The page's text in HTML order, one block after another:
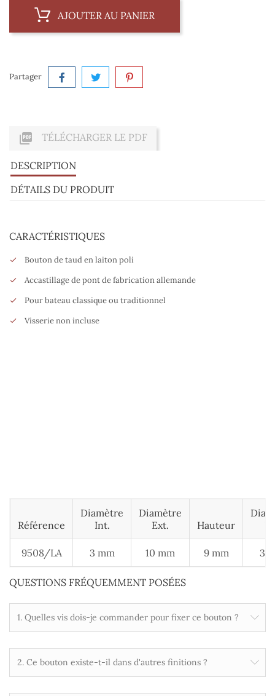
AJOUTER AU PANIER
Partager
 TÉLÉCHARGER LE PDF
DESCRIPTION
DÉTAILS DU PRODUIT
CARACTÉRISTIQUES
Bouton de taud en laiton poli
Accastillage de pont de fabrication allemande
Pour bateau classique ou traditionnel
Visserie non incluse
Référence
Diamètre
Int.
Diamètre
Ext.
Hauteur
9508/LA 3 mm 10 mm 9 mm 3
QUESTIONS FRÉQUEMMENT POSÉES
1. Quelles vis dois-je commander pour fixer ce bouton ?
2. Ce bouton existe-t-il dans d'autres finitions ?